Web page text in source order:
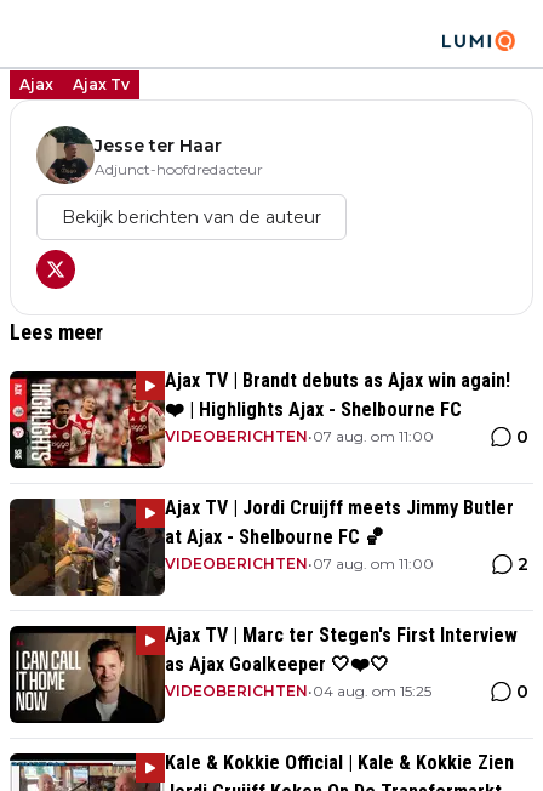
Ajax Ajax Tv
Jesse ter Haar
Adjunct-hoofdredacteur
Bekijk berichten van de auteur
Lees meer
Ajax TV | Brandt debuts as Ajax win again!
❤️ | Highlights Ajax - Shelbourne FC
VIDEOBERICHTEN•07 aug. om 11:00 0
Ajax TV | Jordi Cruijff meets Jimmy Butler
at Ajax - Shelbourne FC 🏀
VIDEOBERICHTEN•07 aug. om 11:00 2
Ajax TV | Marc ter Stegen's First Interview
as Ajax Goalkeeper 🤍❤️🤍
VIDEOBERICHTEN•04 aug. om 15:25 0
Kale & Kokkie Official | Kale & Kokkie Zien